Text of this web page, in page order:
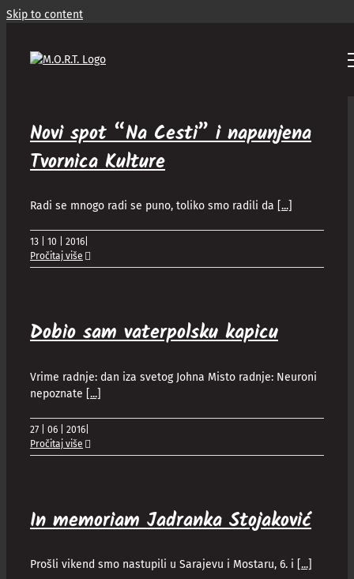
Skip to content
Novi spot “Na Cesti” i napunjena
Tvornica Kulture
Radi se mnogo radi se puno, toliko smo radili da [...]
13 | 10 | 2016
Pročitaj više
Dobio sam vaterpolsku kapicu
Vrime radnje: dan iza svetog Johna Misto radnje: Neuroni
nepoznate [...]
27 | 06 | 2016
Pročitaj više
In memoriam Jadranka Stojaković
Prošli vikend smo nastupili u Sarajevu i Mostaru, 6. i [...]